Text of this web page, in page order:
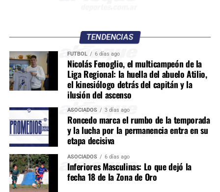
TENDENCIAS
FÚTBOL 6 días ago
Nicolás Fenoglio, el multicampeón de la
Liga Regional: la huella del abuelo Atilio,
el kinesiólogo detrás del capitán y la
ilusión del ascenso
ASOCIADOS 3 días ago
Roncedo marca el rumbo de la temporada
y la lucha por la permanencia entra en su
etapa decisiva
ASOCIADOS 6 días ago
Inferiores Masculinas: Lo que dejó la
fecha 18 de la Zona de Oro